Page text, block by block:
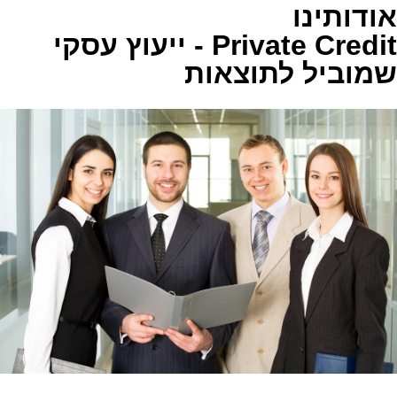
אודותינו
Private Credit - ייעוץ עסקי
שמוביל לתוצאות